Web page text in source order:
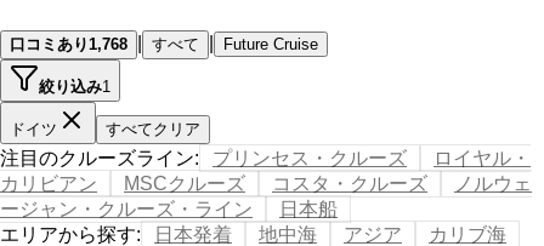
口コミあり1,768 すべて Future Cruise
絞り込み1
ドイツ すべてクリア
注目のクルーズライン: プリンセス・クルーズ
ロイヤル・
カリビアン
MSCクルーズ コスタ・クルーズ
ノルウェ
ージャン・クルーズ・ライン
日本船
エリアから探す: 日本発着 地中海 アジア
カリブ海